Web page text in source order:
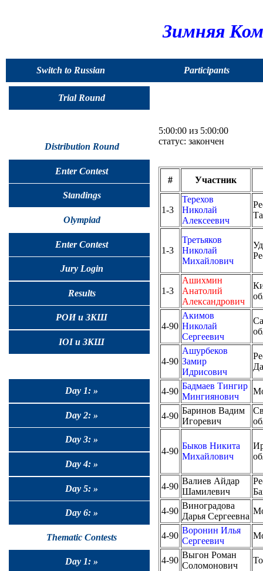
Зимняя
Switch to Russian Participants
Trial Round
Distribution Round
Enter Contest
Standings
Olympiad
Enter Contest
Jury Login
Results
РОИ и ЗКШ
IOI и ЗКШ
Day 1: »
Day 2: »
Day 3: »
Day 4: »
Day 5: »
Day 6: »
Thematic Contests
Day 1: »
5:00:00 из 5:00:00
статус: закончен
# Участник
1-3
Терехов
Николай
Алексеевич
1-3
Третьяков
Николай
Михайлович
1-3
Ашихмин
Анатолий
Александрович
4-90
Акимов
Николай
Сергеевич
4-90
Ашурбеков
Замир
Идрисович
4-90
Бадмаев Тингир
Мингиянович
4-90
Баринов Вадим
Игоревич
4-90
Быков Никита
Михайлович
4-90
Валиев Айдар
Шамилевич
4-90
Виноградова
Дарья Сергеевна
4-90
Воронин Илья
Сергеевич
4-90
Выгон Роман
Соломонович